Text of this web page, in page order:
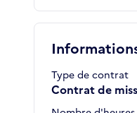
Type de contrat
Contrat de